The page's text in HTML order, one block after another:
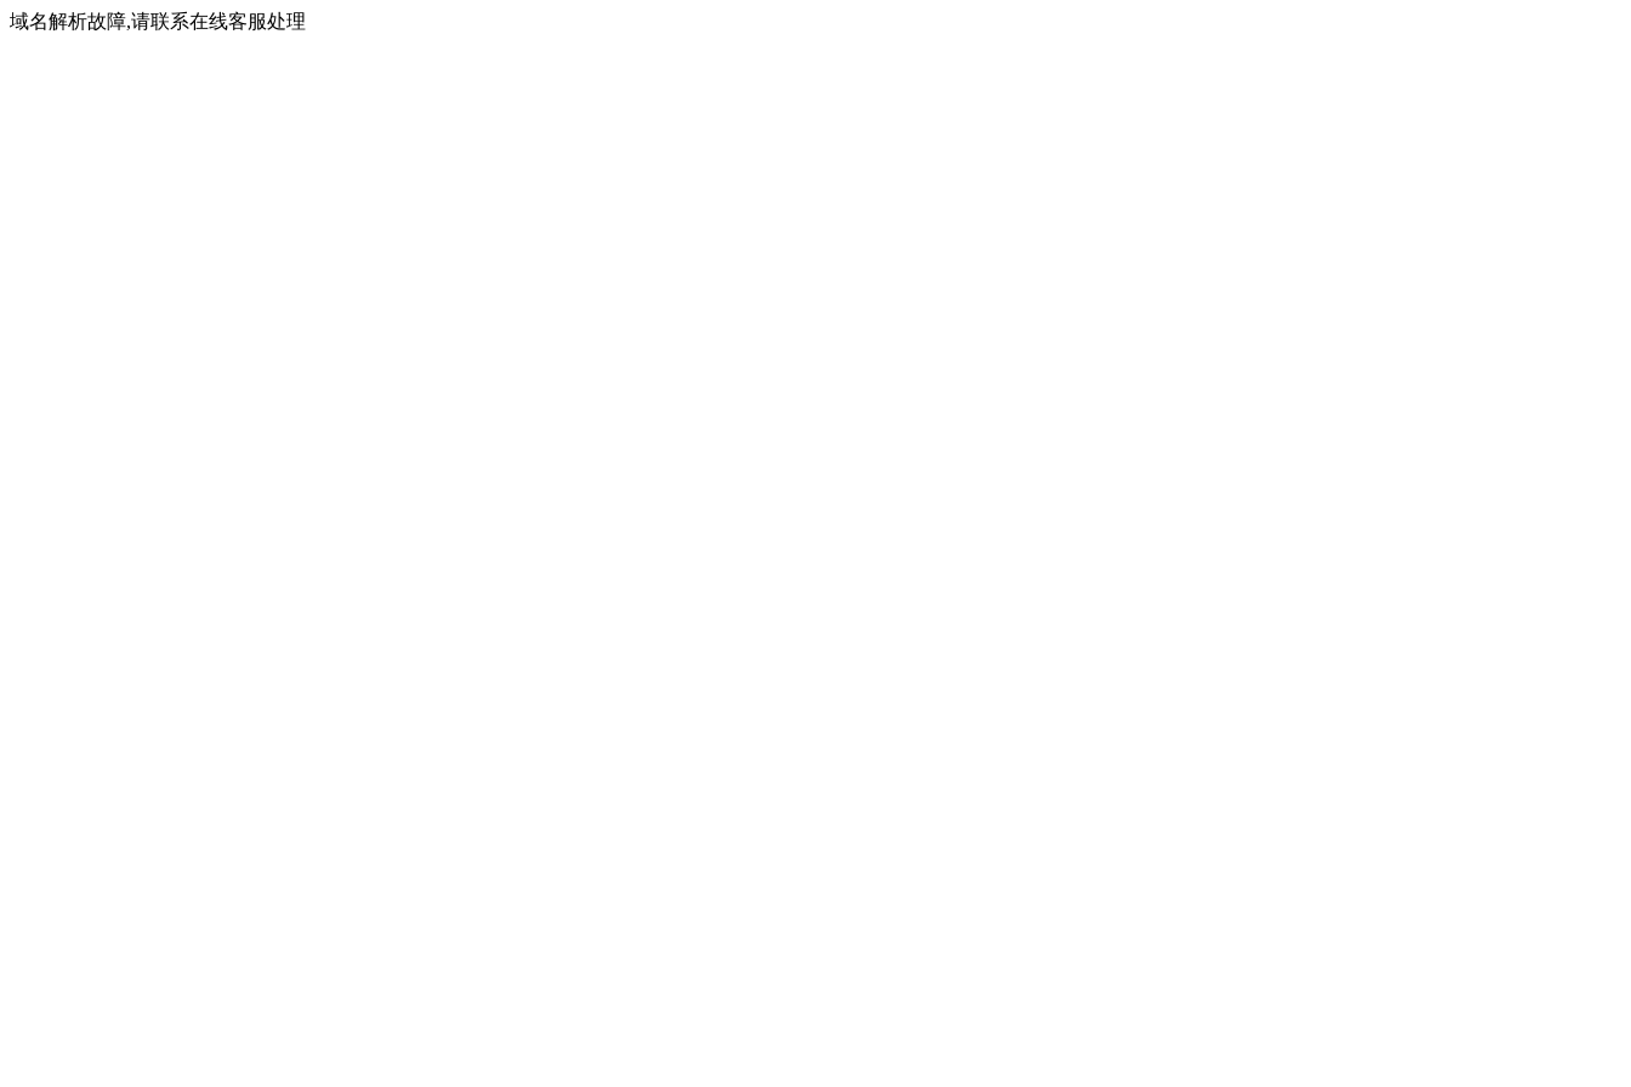
域名解析故障,请联系在线客服处理